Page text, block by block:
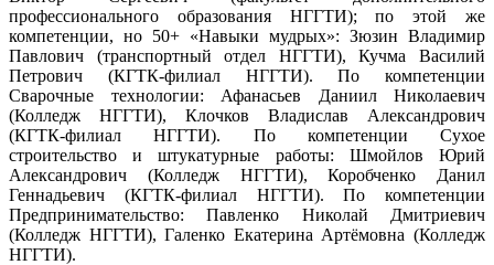
профессионального образования НГГТИ); по этой же
компетенции, но 50+ «Навыки мудрых»: Зюзин Владимир
Павлович (транспортный отдел НГГТИ), Кучма Василий
Петрович (КГТК-филиал НГГТИ). По компетенции
Сварочные технологии: Афанасьев Даниил Николаевич
(Колледж НГГТИ), Клочков Владислав Александрович
(КГТК-филиал НГГТИ). По компетенции Сухое
строительство и штукатурные работы: Шмойлов Юрий
Александрович (Колледж НГГТИ), Коробченко Данил
Геннадьевич (КГТК-филиал НГГТИ). По компетенции
Предпринимательство: Павленко Николай Дмитриевич
(Колледж НГГТИ), Галенко Екатерина Артёмовна (Колледж
НГГТИ).